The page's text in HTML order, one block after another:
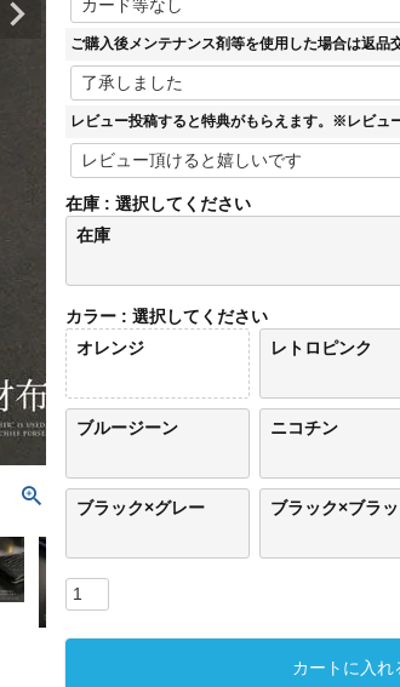
ご購入後メンテナンス剤等を使用した場合は返品
レビュー投稿すると特典がもらえます。※レビュ
在庫
選択してください
在庫
カラー
選択してください
オレンジ
レトロピンク
ブルージーン ニコチン
ブラック×グレー ブラック×ブラッ
カートに入れ